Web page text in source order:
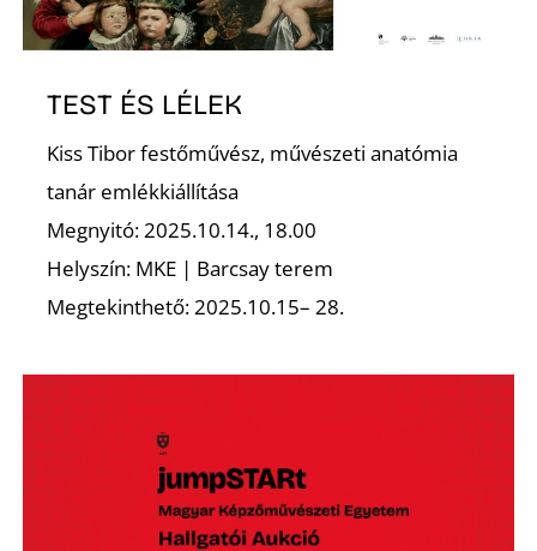
TEST ÉS LÉLEK
Kiss Tibor festőművész, művészeti anatómia
tanár emlékkiállítása
Megnyitó: 2025.10.14., 18.00
Helyszín: MKE | Barcsay terem
Megtekinthető: 2025.10.15– 28.